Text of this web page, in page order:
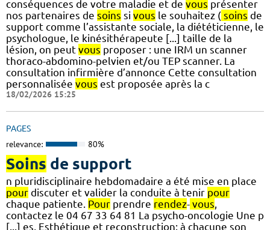
conséquences de votre maladie et de vous présenter
nos partenaires de soins si vous le souhaitez ( soins de
support comme l’assistante sociale, la diététicienne, le
psychologue, le kinésithérapeute [...] taille de la
lésion, on peut vous proposer : une IRM un scanner
thoraco-abdomino-pelvien et/ou TEP scanner. La
consultation infirmière d’annonce Cette consultation
personnalisée vous est proposée après la c
18/02/2026 15:25
PAGES
relevance: 80%
Soins de support
n pluridisciplinaire hebdomadaire a été mise en place
pour discuter et valider la conduite à tenir pour
chaque patiente. Pour prendre rendez- vous,
contactez le 04 67 33 64 81 La psycho-oncologie Une p
[...] es, Esthétique et reconstruction: à chacune son